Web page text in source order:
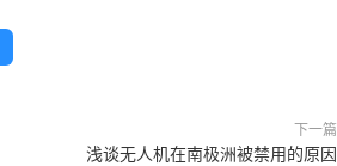
下一篇
浅谈无人机在南极洲被禁用的原因